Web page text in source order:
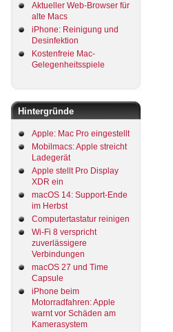
Aktueller Web-Browser für
alte Macs
iPhone: Reinigung und
Desinfektion
Kostenfreie Mac-
Gelegenheitsspiele
Hintergründe
Apple: Mac Pro eingestellt
Mobilmacs: Apple streicht
Ladegerät
Apple stellt Pro Display
XDR ein
macOS 14: Support-Ende
im Herbst
Computertastatur reinigen
Wi-Fi 8 verspricht
zuverlässigere
Verbindungen
macOS 27 und Time
Capsule
iPhone beim
Motorradfahren: Apple
warnt vor Schäden am
Kamerasystem